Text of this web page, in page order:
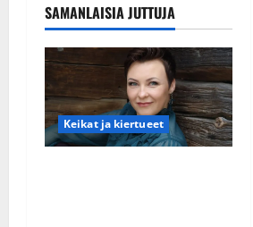
SAMANLAISIA JUTTUJA
Keikat ja kiertueet